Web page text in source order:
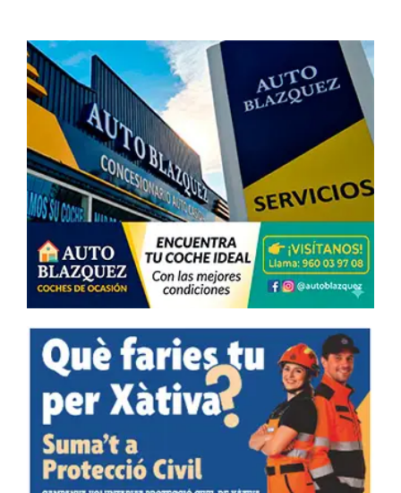
fins a 2029
en la Copa
del Rei